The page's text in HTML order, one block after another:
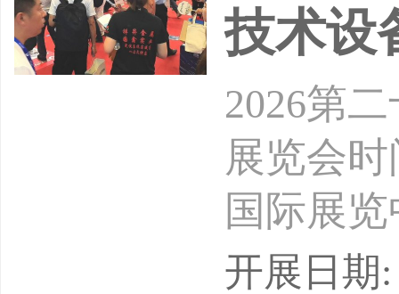
技术设
2026第
展览会
国际展
中国物
开展日期